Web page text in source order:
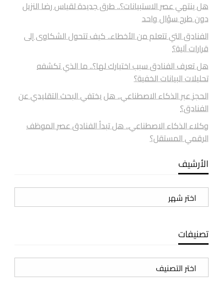
هل ينتهي عصر الاستبيانات؟.. طرق جديدة لقياس رضا النزيل
دون طرح سؤال واحد
الفنادق التي تتعلم من الأخطاء.. كيف تتحول الشكاوى إلى
قرارات آلية؟
هل تعرف الفنادق سبب اختيارك لها؟.. ما الذي تكشفه
تحليلات البيانات الخفية؟
الحجز عبر الذكاء الاصطناعي.. هل يختفي البحث التقليدي عن
الفنادق؟
وكلاء الذكاء الاصطناعي.. هل تبدأ الفنادق عصر الموظف
الرقمي المستقل؟
الأرشيف
الأرشيف
تصنيفات
تصنيفات